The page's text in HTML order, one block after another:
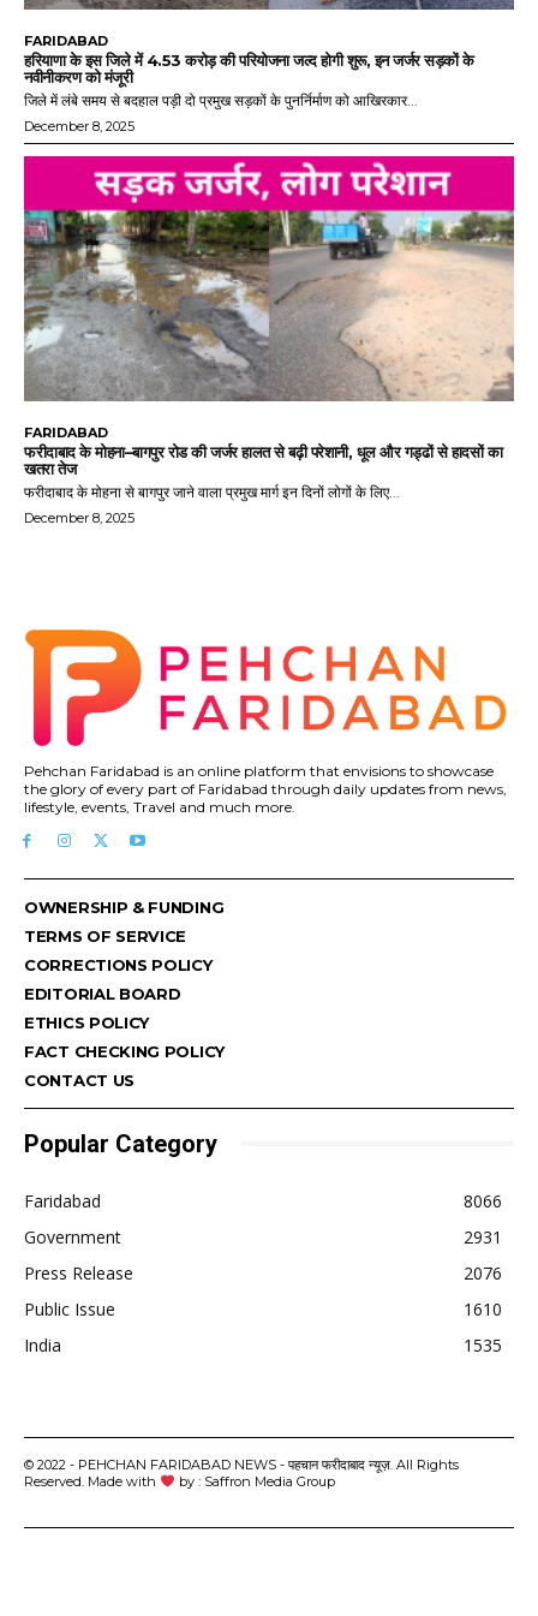
FARIDABAD
हरियाणा के इस जिले में 4.53 करोड़ की परियोजना जल्द होगी शुरू, इन जर्जर सड़कों के
नवीनीकरण को मंजूरी
जिले में लंबे समय से बदहाल पड़ी दो प्रमुख सड़कों के पुनर्निर्माण को आखिरकार...
December 8, 2025
FARIDABAD
फरीदाबाद के मोहना–बागपुर रोड की जर्जर हालत से बढ़ी परेशानी, धूल और गड्ढों से हादसों का
खतरा तेज
फरीदाबाद के मोहना से बागपुर जाने वाला प्रमुख मार्ग इन दिनों लोगों के लिए...
December 8, 2025
Pehchan Faridabad is an online platform that envisions to showcase
the glory of every part of Faridabad through daily updates from news,
lifestyle, events, Travel and much more.
OWNERSHIP & FUNDING
TERMS OF SERVICE
CORRECTIONS POLICY
EDITORIAL BOARD
ETHICS POLICY
FACT CHECKING POLICY
CONTACT US
Popular Category
Faridabad
8066
Government
2931
Press Release
2076
Public Issue
1610
India
1535
© 2022 - PEHCHAN FARIDABAD NEWS - पहचान फरीदाबाद न्यूज़. All Rights
Reserved. Made with
by : Saffron Media Group